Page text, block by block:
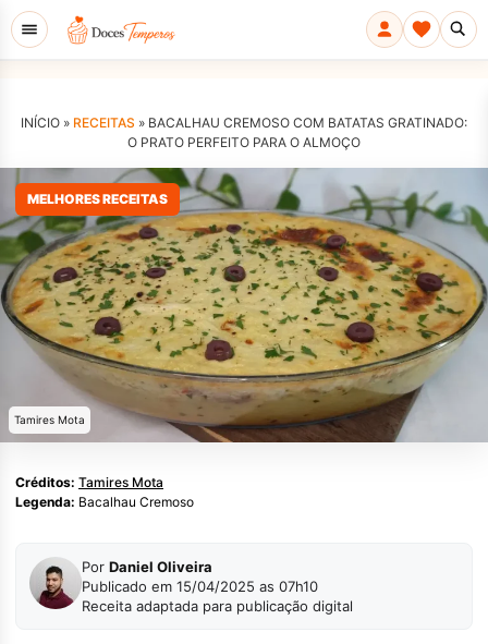
INÍCIO » RECEITAS » BACALHAU CREMOSO COM BATATAS GRATINADO:
O PRATO PERFEITO PARA O ALMOÇO
MELHORES RECEITAS
Tamires Mota
Créditos: Tamires Mota
Legenda: Bacalhau Cremoso
Por Daniel Oliveira
Publicado em 15/04/2025 as 07h10
Receita adaptada para publicação digital